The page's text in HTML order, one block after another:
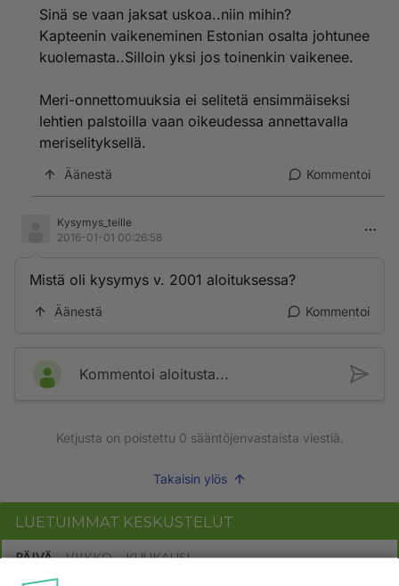
Sinä se vaan jaksat uskoa..niin mihin?
Kapteenin vaikeneminen Estonian osalta johtunee
kuolemasta..Silloin yksi jos toinenkin vaikenee.
Meri-onnettomuuksia ei selitetä ensimmäiseksi
lehtien palstoilla vaan oikeudessa annettavalla
meriselityksellä.
Äänestä Kommentoi
Kysymys_teille
2016-01-01 00:26:58
Mistä oli kysymys v. 2001 aloituksessa?
Äänestä Kommentoi
Kommentoi aloitusta...
Ketjusta on poistettu 0 sääntöjenvastaista viestiä.
Takaisin ylös
LUETUIMMAT KESKUSTELUT
PÄIVÄ VIIKKO KUUKAUSI